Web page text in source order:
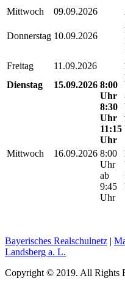
Mittwoch 09.09.2026
Donnerstag 10.09.2026
Freitag
11.09.2026
Dienstag
15.09.2026 8:00
Uhr
8:30
Uhr
11:15
Uhr
Mittwoch 16.09.2026 8:00
Uhr
ab
9:45
Uhr
Bayerisches Realschulnetz |
Landsberg a. L.
Copyright © 2019. All Rights